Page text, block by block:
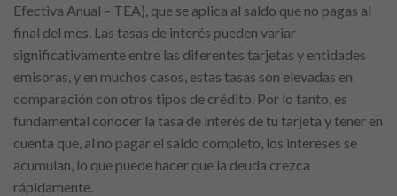
Efectiva Anual – TEA), que se aplica al saldo que no pagas al
final del mes. Las tasas de interés pueden variar
significativamente entre las diferentes tarjetas y entidades
emisoras, y en muchos casos, estas tasas son elevadas en
comparación con otros tipos de crédito. Por lo tanto, es
fundamental conocer la tasa de interés de tu tarjeta y tener en
cuenta que, al no pagar el saldo completo, los intereses se
acumulan, lo que puede hacer que la deuda crezca
rápidamente.